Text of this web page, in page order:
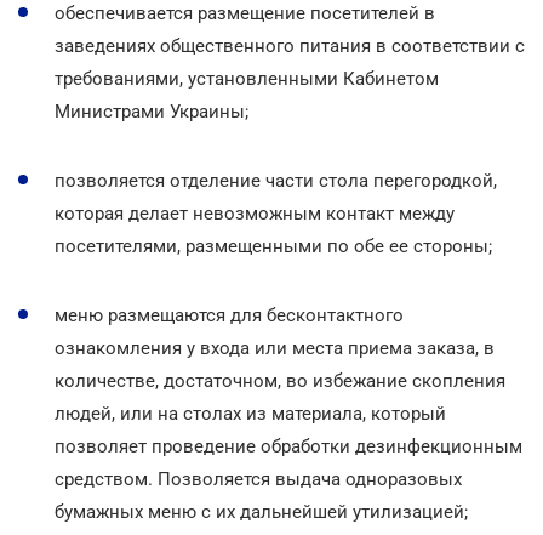
обеспечивается размещение посетителей в
заведениях общественного питания в соответствии с
требованиями, установленными Кабинетом
Министрами Украины;
позволяется отделение части стола перегородкой,
которая делает невозможным контакт между
посетителями, размещенными по обе ее стороны;
меню размещаются для бесконтактного
ознакомления у входа или места приема заказа, в
количестве, достаточном, во избежание скопления
людей, или на столах из материала, который
позволяет проведение обработки дезинфекционным
средством. Позволяется выдача одноразовых
бумажных меню с их дальнейшей утилизацией;